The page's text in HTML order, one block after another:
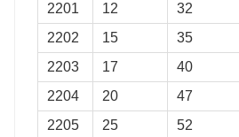
2201
12 32
2202
15 35
2203
17 40
2204
20 47
2205
25 52